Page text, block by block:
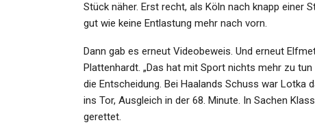
Stück näher. Erst recht, als Köln nach knapp einer
gut wie keine Entlastung mehr nach vorn.
Dann gab es erneut Videobeweis. Und erneut
Plattenhardt. „Das hat mit Sport nichts mehr zu
die Entscheidung. Bei Haalands Schuss war Lotka
ins Tor, Ausgleich in der 68. Minute. In Sachen
gerettet.